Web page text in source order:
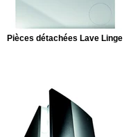
Pièces détachées Lave Linge